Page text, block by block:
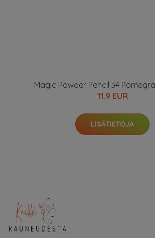
Magic Powder Pencil 34
11.9 EUR
LISÄTIETOJA